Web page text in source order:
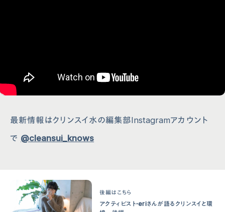
最新情報はクリンスイ水の編集部Instagramアカウント
で @cleansui_knows
後編はこちら
アクティビスト・eriさんが語るクリンスイと環